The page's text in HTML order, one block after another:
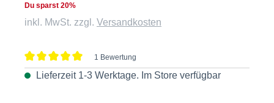
Du sparst 20%
inkl. MwSt. zzgl. Versandkosten
Durchschnittliche Bewertung von 5 von 5 Sternen
1 Bewertung
Lieferzeit 1-3 Werktage. Im Store verfügbar